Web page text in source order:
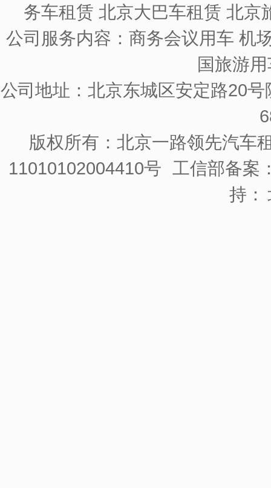
务车租赁 北京大巴车租赁 北京
公司服务内容：商务会议用车 机
国旅游
公司地址：北京东城区安定路20
版权所有：北京一路领先汽车
11010102004410号 工信部备案
持：